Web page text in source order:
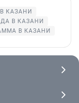
КАЗАНИ
В КАЗАНИ
В КАЗАНИ